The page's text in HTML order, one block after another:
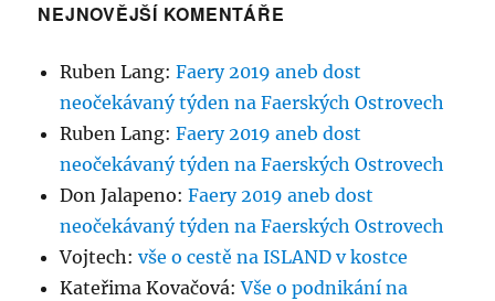
NEJNOVĚJŠÍ KOMENTÁŘE
Ruben Lang:Faery 2019 aneb dost
neočekávaný týden na Faerských Ostrovech
Ruben Lang:Faery 2019 aneb dost
neočekávaný týden na Faerských Ostrovech
Don Jalapeno:Faery 2019 aneb dost
neočekávaný týden na Faerských Ostrovech
Vojtech:vše o cestě na ISLAND v kostce
Kateřima Kovačová:Vše o podnikání na